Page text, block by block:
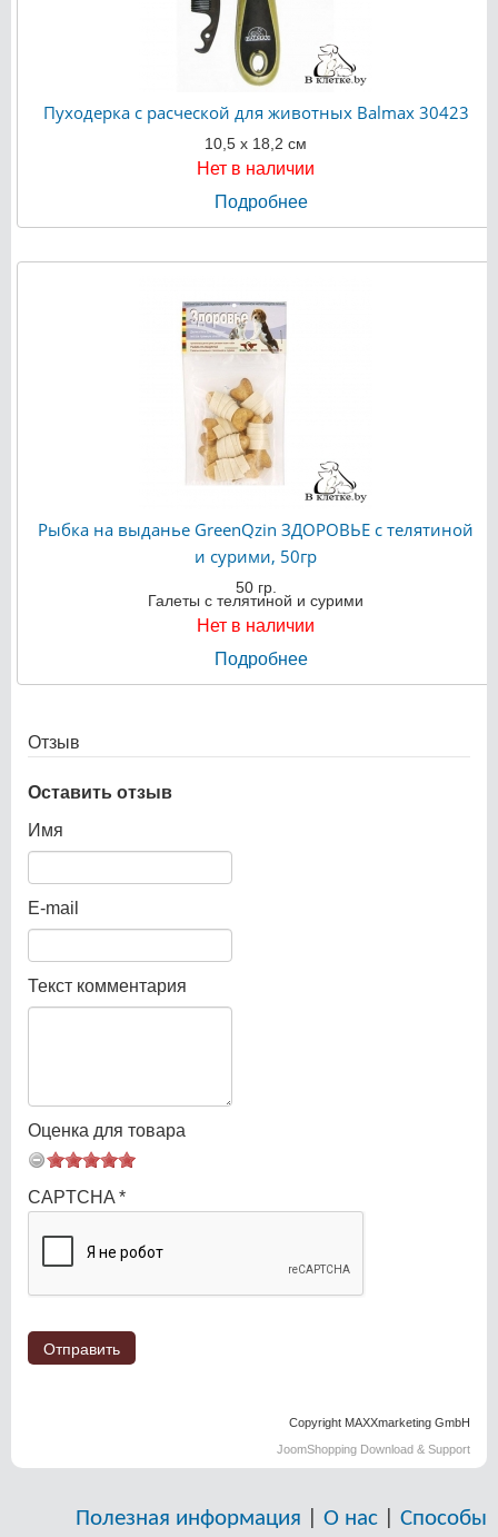
Пуходерка с расческой для животных Balmax 30423
10,5 х 18,2 см
Нет в наличии
Подробнее
Рыбка на выданье GreenQzin ЗДОРОВЬЕ с телятиной
и сурими, 50гр
50 гр.
Галеты с телятиной и сурими
Нет в наличии
Подробнее
Отзыв
Оставить отзыв
Имя
E-mail
Текст комментария
Оценка для товара
CAPTCHA *
Copyright MAXXmarketing GmbH
JoomShopping Download & Support
Полезная информация О нас
Способы